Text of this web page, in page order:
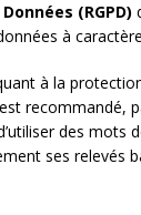
(RGPD)
à
à la
recommandé,
des mots
ses relevés